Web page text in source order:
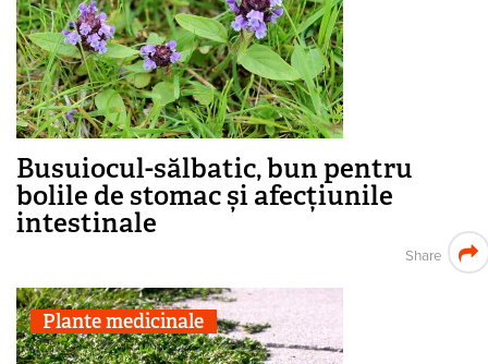
Busuiocul-sălbatic, bun pentru
bolile de stomac și afecțiunile
intestinale
Share
Plante medicinale